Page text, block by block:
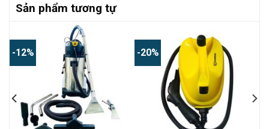
Sản phẩm tương tự
-12% -20%